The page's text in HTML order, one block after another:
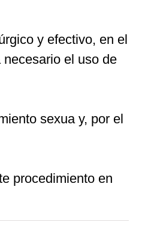
y efectivo, en el
el uso de
sexua y, por el
procedimiento en